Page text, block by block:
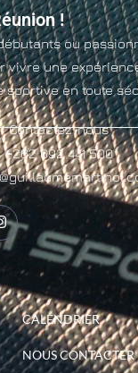
!
ou
vivre une
sportive en toute
Contactez-nous
+262 692 441 500
CALENDRIER
NOUS CONTACTER